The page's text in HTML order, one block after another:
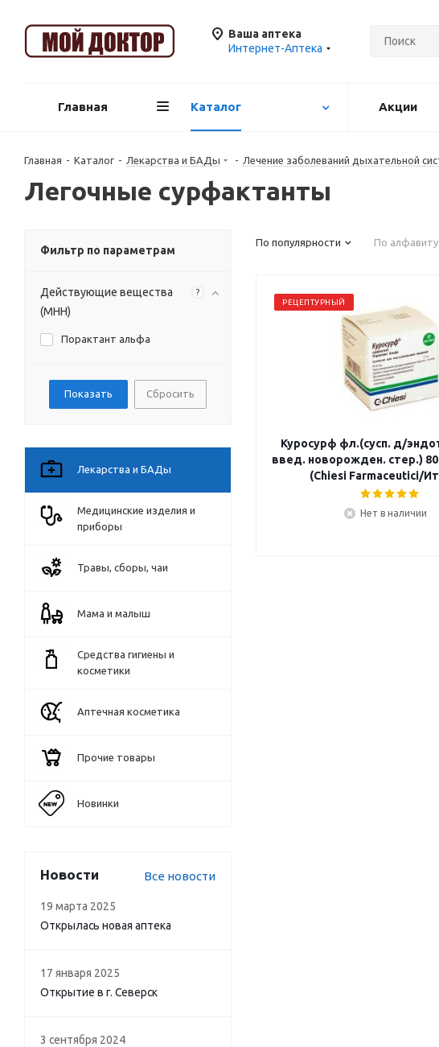
Ваша аптека
Интернет-Аптека
Главная Каталог Акции
Главная - Каталог - Лекарства и БАДы - Лечение заболеваний дыхательной
Легочные сурфактанты
По популярности По алфавиту
РЕЦЕПТУРНЫЙ
Куросурф фл.(сусп. д/
введ. новорожден. стер.)
(Chiesi Farmaceutici/
Нет в наличии
Фильтр по параметрам
Действующие вещества
(МНН)
?
Порактант альфа
Сбросить
Лекарства и БАДы
Медицинские изделия и
приборы
Травы, сборы, чаи
Мама и малыш
Средства гигиены и
косметики
Аптечная косметика
Прочие товары
Новинки
Новости Все новости
19 марта 2025
Открылась новая аптека
17 января 2025
Открытие в г. Северск
3 сентября 2024